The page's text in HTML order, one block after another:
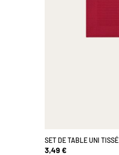
SET DE TABLE UNI TISSÉ
3,49 €